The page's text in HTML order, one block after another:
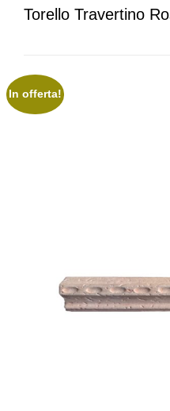
Torello Travertino
In offerta!